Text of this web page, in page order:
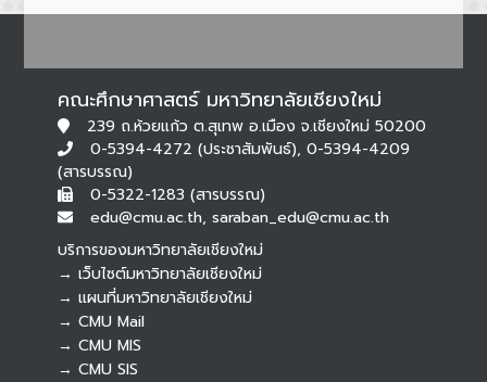
คณะศึกษาศาสตร์ มหาวิทยาลัยเชียงใหม่
239 ถ.ห้วยแก้ว ต.สุเทพ อ.เมือง จ.เชียงใหม่ 50200
0-5394-4272 (ประชาสัมพันธ์), 0-5394-4209
(สารบรรณ)
0-5322-1283 (สารบรรณ)
edu@cmu.ac.th, saraban_edu@cmu.ac.th
บริการของมหาวิทยาลัยเชียงใหม่
→ เว็บไซต์มหาวิทยาลัยเชียงใหม่
→ แผนที่มหาวิทยาลัยเชียงใหม่
→ CMU Mail
→ CMU MIS
→ CMU SIS
Botnoi Assistant
Connecting…